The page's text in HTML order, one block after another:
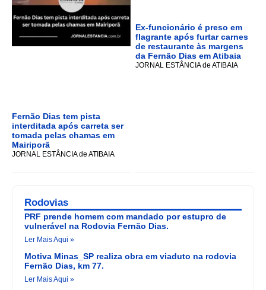
Fernão Dias tem pista
interditada após carreta ser
tomada pelas chamas em
Mairiporã
JORNAL ESTÂNCIA de ATIBAIA
Ex-funcionário é preso em
flagrante após furtar carnes
de restaurante às margens
da Fernão Dias em Atibaia
JORNAL ESTÂNCIA de ATIBAIA
Rodovias
PRF prende homem com mandado por estupro de
vulnerável na Rodovia Fernão Dias.
Ler Mais Aqui »
Motiva Minas_SP realiza obra em viaduto na rodovia
Fernão Dias, km 77.
Ler Mais Aqui »